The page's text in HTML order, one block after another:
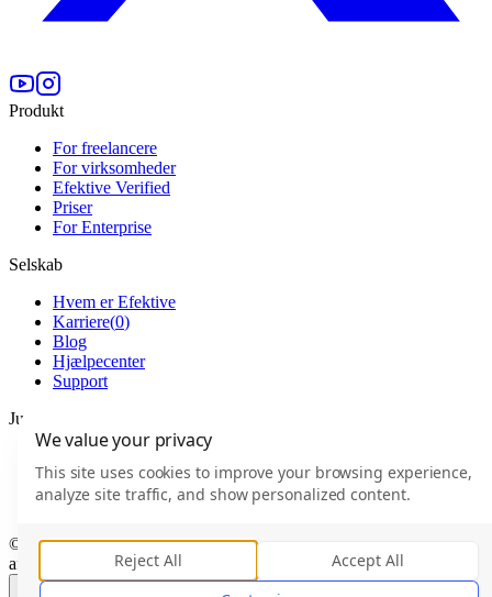
Produkt
For freelancere
For virksomheder
Efektive Verified
Priser
For Enterprise
Selskab
Hvem er Efektive
Karriere(0)
Blog
Hjælpecenter
Support
Juridisk
Forretningsbetingelser
Brugeraftale
Privatlivspolitik
© 2026 Efektive ApS · CVR 45284107 · Made with
af37e41
We value your privacy
This site uses cookies to improve your browsing experience,
analyze site traffic, and show personalized content.
Reject All
Accept All